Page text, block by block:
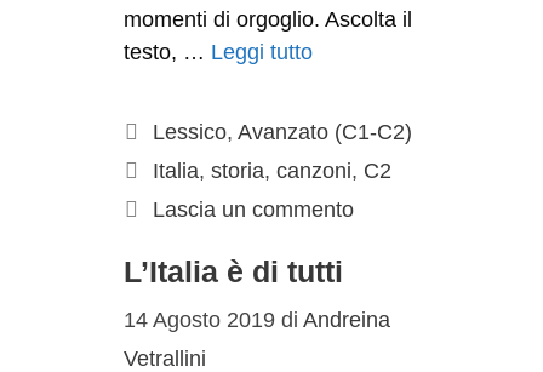
momenti di orgoglio. Ascolta il
testo, … Leggi tutto
Lessico,Avanzato (C1-C2)
Italia,storia,canzoni, C2
Lascia un commento
L’Italia è di tutti
14 Agosto 2019 diAndreina
Vetrallini